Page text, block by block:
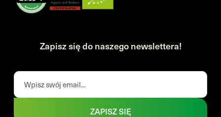
Zapisz się do naszego newslettera!
ZAPISZ SIĘ